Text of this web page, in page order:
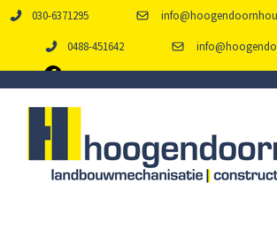
030-6371295
0488-451642